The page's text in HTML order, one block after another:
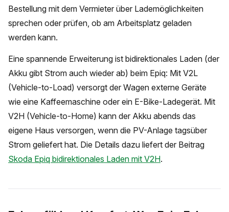
Bestellung mit dem Vermieter über Lademöglichkeiten
sprechen oder prüfen, ob am Arbeitsplatz geladen
werden kann.
Eine spannende Erweiterung ist bidirektionales Laden (der
Akku gibt Strom auch wieder ab) beim Epiq: Mit V2L
(Vehicle-to-Load) versorgt der Wagen externe Geräte
wie eine Kaffeemaschine oder ein E-Bike-Ladegerät. Mit
V2H (Vehicle-to-Home) kann der Akku abends das
eigene Haus versorgen, wenn die PV-Anlage tagsüber
Strom geliefert hat. Die Details dazu liefert der Beitrag
Skoda Epiq bidirektionales Laden mit V2H.